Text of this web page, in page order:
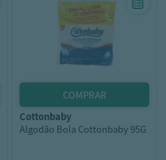
cottonbaby
Algodão Bola Cottonbaby 95G